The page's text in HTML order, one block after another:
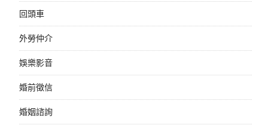
回頭車
外勞仲介
娛樂影音
婚前徵信
婚姻諮詢